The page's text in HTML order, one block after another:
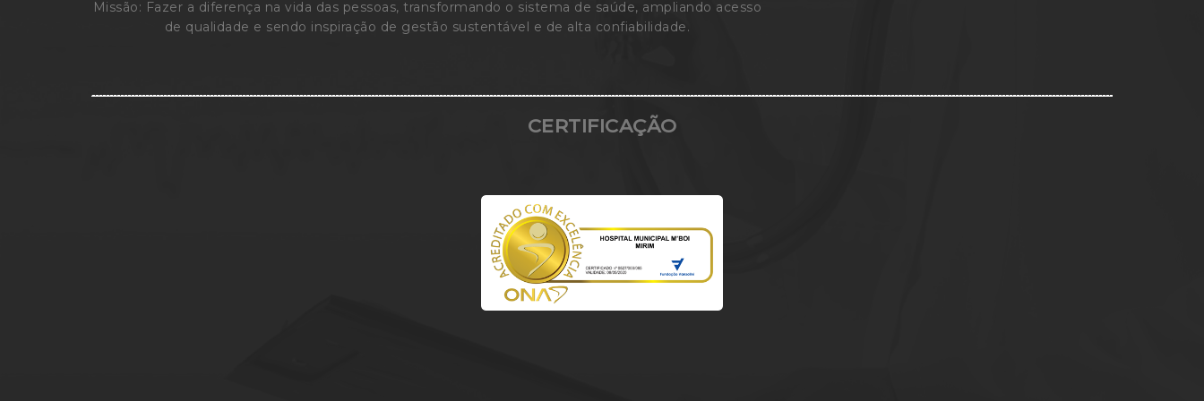
Missão: Fazer a diferença na vida das pessoas, transformando o sistema de saúde, ampliando acesso
de qualidade e sendo inspiração de gestão sustentável e de alta confiabilidade.
CERTIFICAÇÃO